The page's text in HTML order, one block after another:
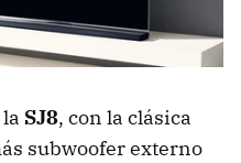
SJ8, con la clásica
subwoofer externo